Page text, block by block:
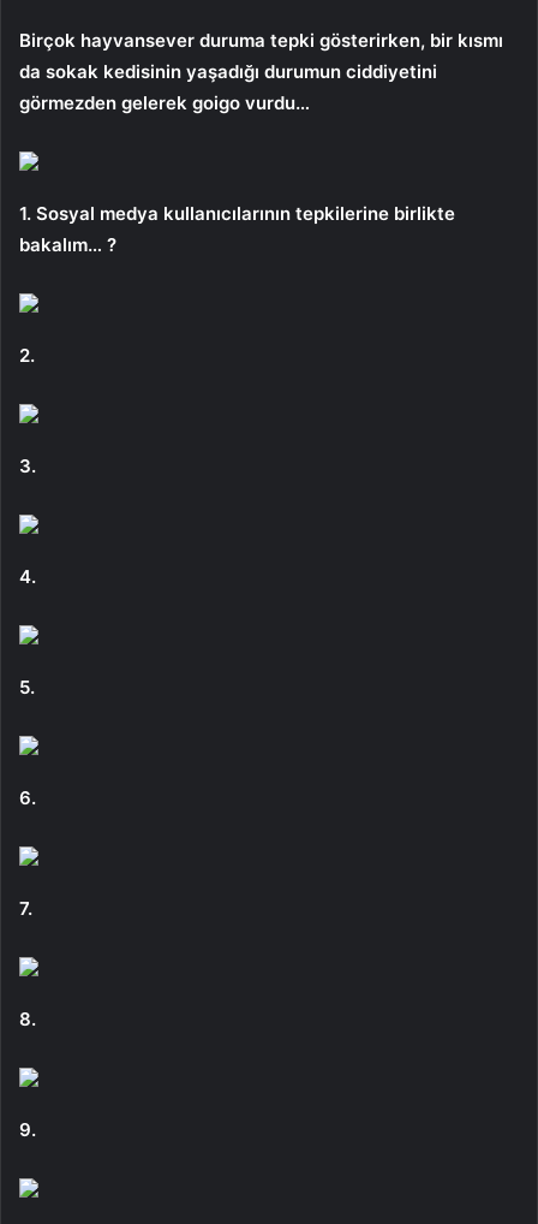
Birçok hayvansever duruma tepki gösterirken, bir kısmı
da sokak kedisinin yaşadığı durumun ciddiyetini
görmezden gelerek goigo vurdu…
1. Sosyal medya kullanıcılarının tepkilerine birlikte
bakalım… ?
2.
3.
4.
5.
6.
7.
8.
9.